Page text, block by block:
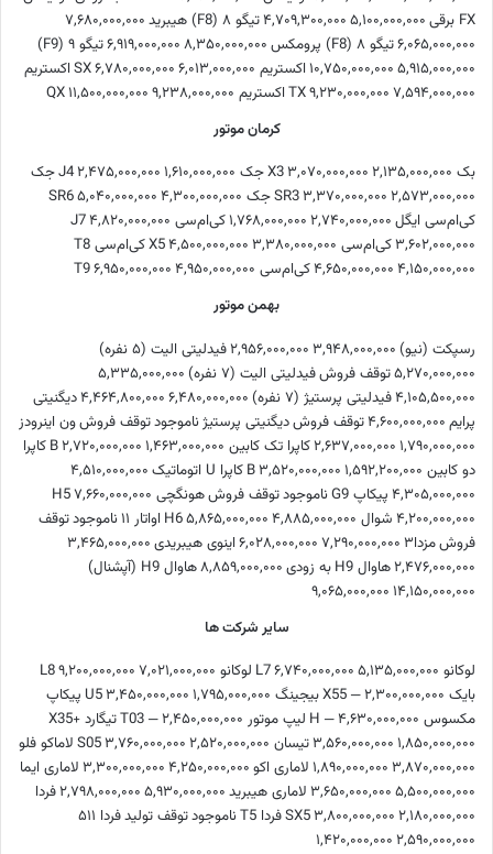
FX برقی
۵,۱۰۰,۰۰۰,۰۰۰۴,۷۰۹,۳۰۰,۰۰۰تیگو ۸ (F8) هیبرید
۷,۶۸۰,۰۰۰,۰۰۰
۶,۰۶۵,۰۰۰,۰۰۰تیگو ۸ (F8) پرومکس ۸,۳۵۰,۰۰۰,۰۰۰۶,۹۱۹,۰۰۰,۰۰۰تیگو ۹ (F9)
۱۰,۷۵۰,۰۰۰,۰۰۰۵,۹۱۵,۰۰۰,۰۰۰ اکستریم SX ۶,۷۸۰,۰۰۰,۰۰۰۶,۰۱۳,۰۰۰,۰۰۰
اکستریم
TX۹,۲۳۰,۰۰۰,۰۰۰۷,۵۹۴,۰۰۰,۰۰۰ اکستریم QX ۱۱,۵۰۰,۰۰۰,۰۰۰۹,۲۳۸,۰۰۰,۰۰۰
کرمان موتور
بک X3
۳,۰۷۰,۰۰۰,۰۰۰۲,۱۳۵,۰۰۰,۰۰۰ جک J4 ۲,۴۷۵,۰۰۰,۰۰۰۱,۶۱۰,۰۰۰,۰۰۰
جک
SR3۳,۳۷۰,۰۰۰,۰۰۰۲,۵۷۳,۰۰۰,۰۰۰ جک SR6 ۵,۰۴۰,۰۰۰,۰۰۰۴,۳۰۰,۰۰۰,۰۰۰
کی‌ام‌سی ایگل۲,۷۴۰,۰۰۰,۰۰۰۱,۷۶۸,۰۰۰,۰۰۰کی‌ام‌سی J7 ۴,۸۲۰,۰۰۰,۰۰۰
۳,۶۰۲,۰۰۰,۰۰۰کی‌ام‌سی X5 ۴,۵۰۰,۰۰۰,۰۰۰۳,۳۸۰,۰۰۰,۰۰۰
کی‌ام‌سی T8
۴,۶۵۰,۰۰۰,۰۰۰۴,۱۵۰,۰۰۰,۰۰۰ کی‌ام‌سی T9 ۶,۹۵۰,۰۰۰,۰۰۰۴,۹۵۰,۰۰۰,۰۰۰
بهمن موتور
رسپکت (نیو) ۳,۹۴۸,۰۰۰,۰۰۰۲,۹۵۶,۰۰۰,۰۰۰فیدلیتی الیت (۵ نفره)
۵,۲۷۰,۰۰۰,۰۰۰توقف فروشفیدلیتی الیت (۷ نفره)
۵,۳۳۵,۰۰۰,۰۰۰
۴,۱۰۵,۵۰۰,۰۰۰فیدلیتی پرستیژ (۷ نفره) ۶,۴۸۰,۰۰۰,۰۰۰۴,۴۶۴,۸۰۰,۰۰۰دیگنیتی
پرایم۴,۶۰۰,۰۰۰,۰۰۰توقف فروشدیگنیتی پرستیژناموجودتوقف فروشون اینرودز
۱,۷۹۰,۰۰۰,۰۰۰۲,۶۳۷,۰۰۰,۰۰۰کاپرا تک کابین B ۲,۷۲۰,۰۰۰,۰۰۰۱,۴۶۳,۰۰۰,۰۰۰
کاپرا
دو کابین B
۳,۵۲۰,۰۰۰,۰۰۰۱,۵۹۲,۲۰۰,۰۰۰ کاپرا U اتوماتیک
۴,۵۱۰,۰۰۰,۰۰۰
۴,۳۰۵,۰۰۰,۰۰۰پیکاپ G9 ناموجودتوقف فروشهونگچی H5 ۷,۶۶۰,۰۰۰,۰۰۰
۴,۲۰۰,۰۰۰,۰۰۰شوال H6 ۵,۸۶۵,۰۰۰,۰۰۰۴,۸۸۵,۰۰۰,۰۰۰ اواتار ۱۱ ناموجودتوقف
فروشمزدا۳ ۷,۲۹۰,۰۰۰,۰۰۰۶,۰۲۸,۰۰۰,۰۰۰اینوی هیبریدی۳,۴۶۵,۰۰۰,۰۰۰
۲,۴۷۶,۰۰۰,۰۰۰هاوال H9 به زودی۸,۸۵۹,۰۰۰,۰۰۰هاوال H9 (آپشنال)
۱۴,۱۵۰,۰۰۰,۰۰۰۹,۰۶۵,۰۰۰,۰۰۰
سایر شرکت ها
لوکانو L7
۶,۷۴۰,۰۰۰,۰۰۰۵,۱۳۵,۰۰۰,۰۰۰ لوکانو L8 ۹,۲۰۰,۰۰۰,۰۰۰۷,۰۲۱,۰۰۰,۰۰۰
بایک X55
—۲,۳۰۰,۰۰۰,۰۰۰ بیجینگ U5 ۳,۴۵۰,۰۰۰,۰۰۰۱,۷۹۵,۰۰۰,۰۰۰
پیکاپ
مکسوس H
—۴,۶۳۰,۰۰۰,۰۰۰ لیپ موتور T03 —۲,۴۵۰,۰۰۰,۰۰۰
تیگارد X35+
۳,۵۶۰,۰۰۰,۰۰۰۱,۸۵۰,۰۰۰,۰۰۰ تیسان S05 ۳,۷۶۰,۰۰۰,۰۰۰۲,۵۲۰,۰۰۰,۰۰۰
لاماکو فلو
۳,۸۷۰,۰۰۰,۰۰۰۱,۸۹۰,۰۰۰,۰۰۰لاماری اکو۴,۲۵۰,۰۰۰,۰۰۰۳,۳۰۰,۰۰۰,۰۰۰لاماری ایما
۵,۵۰۰,۰۰۰,۰۰۰۳,۶۵۰,۰۰۰,۰۰۰لاماری هیبرید۵,۹۳۰,۰۰۰,۰۰۰۲,۷۹۸,۰۰۰,۰۰۰فردا
SX5۳,۸۰۰,۰۰۰,۰۰۰۲,۱۸۰,۰۰۰,۰۰۰ فردا T5 ناموجودتوقف تولیدفردا ۵۱۱
۲,۵۹۰,۰۰۰,۰۰۰۱,۴۲۰,۰۰۰,۰۰۰